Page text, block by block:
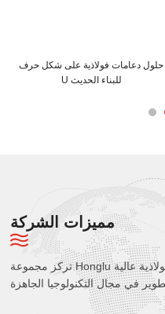
حلول دعامات فولاذية على شكل حرف
U للبناء الحديث
مميزات الشركة
تركز مجموعة Honglu بشكل أساسي على تصنيع الهياكل الفولاذية عالية